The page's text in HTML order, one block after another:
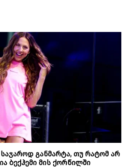
საჯაროდ განმარტა, თუ რატომ არ
ბექჰემი მის ქორწილში